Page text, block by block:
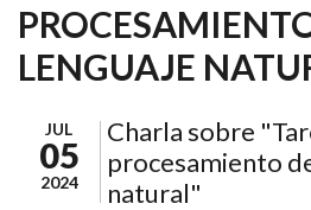
LENGUAJE
JUL
05
2024
Charla sobre
procesamiento
natural"